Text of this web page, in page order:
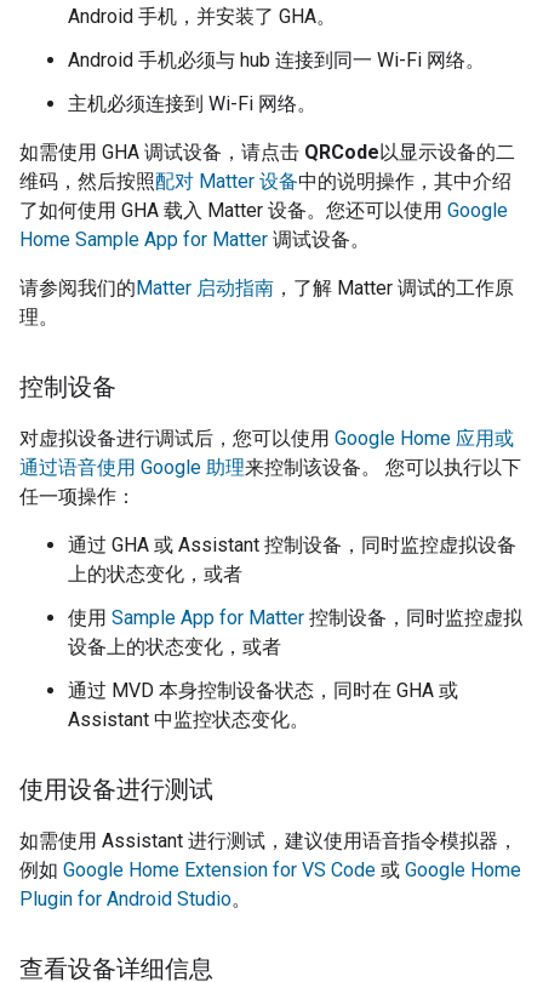
Android 手机，并安装了 GHA。
Android 手机必须与 hub 连接到同一 Wi-Fi 网络。
主机必须连接到 Wi-Fi 网络。
如需使用 GHA 调试设备，请点击 QRCode以显示设备的二
维码，然后按照配对 Matter 设备中的说明操作，其中介绍
了如何使用 GHA 载入 Matter 设备。您还可以使用 Google
Home Sample App for Matter 调试设备。
请参阅我们的Matter 启动指南 ，了解 Matter 调试的工作原
理。
控制设备
对虚拟设备进行调试后，您可以使用 Google Home 应用或
通过语音使用 Google 助理来控制该设备。 您可以执行以下
任一项操作：
通过 GHA 或 Assistant 控制设备，同时监控虚拟设备
上的状态变化，或者
使用 Sample App for Matter 控制设备，同时监控虚拟
设备上的状态变化，或者
通过 MVD 本身控制设备状态，同时在 GHA 或
Assistant 中监控状态变化。
使用设备进行测试
如需使用 Assistant 进行测试，建议使用语音指令模拟器，
例如 Google Home Extension for VS Code 或 Google Home
Plugin for Android Studio。
查看设备详细信息